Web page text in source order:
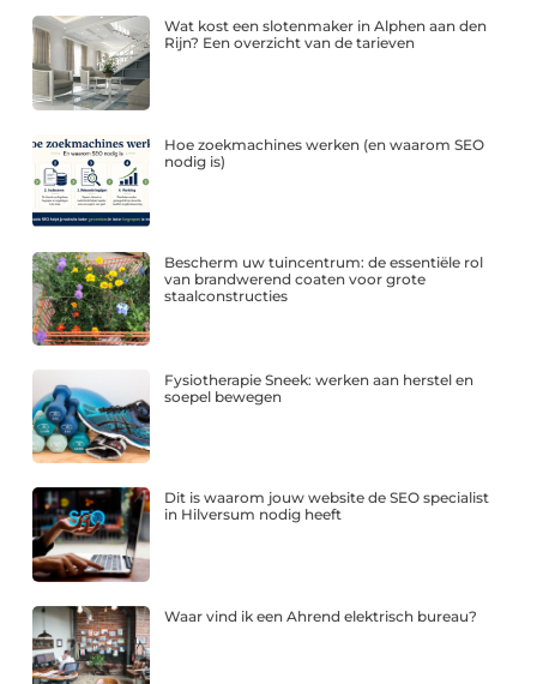
Wat kost een slotenmaker in Alphen aan den
Rijn? Een overzicht van de tarieven
Hoe zoekmachines werken (en waarom SEO
nodig is)
Bescherm uw tuincentrum: de essentiële rol
van brandwerend coaten voor grote
staalconstructies
Fysiotherapie Sneek: werken aan herstel en
soepel bewegen
Dit is waarom jouw website de SEO specialist
in Hilversum nodig heeft
Waar vind ik een Ahrend elektrisch bureau?